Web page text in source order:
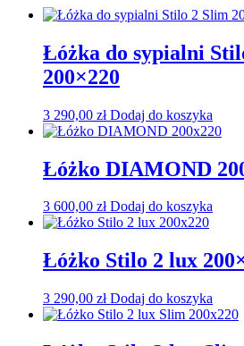
Łóżka do sypialni
200×220
3 290,00 zł Dodaj do koszyka
Łóżko DIAMOND
3 600,00 zł Dodaj do koszyka
Łóżko Stilo 2 lux
3 290,00 zł Dodaj do koszyka